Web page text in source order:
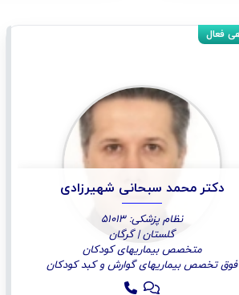
دکتر محمد سبحانی شهیرزادی
نظام پزشکی: 51013
گلستان | گرگان
متخصص بیماریهای کودکان
فوق تخصص بیماریهای گوارش و کبد کودکان